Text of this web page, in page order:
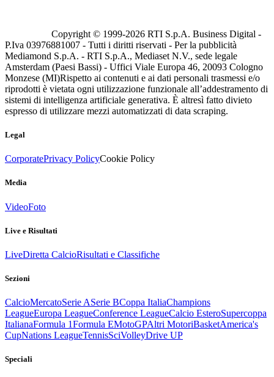
Copyright © 1999-2026 RTI S.p.A. Business Digital -
P.Iva 03976881007 - Tutti i diritti riservati - Per la pubblicità
Mediamond S.p.A. - RTI S.p.A., Mediaset N.V., sede legale
Amsterdam (Paesi Bassi) - Uffici Viale Europa 46, 20093 Cologno
Monzese (MI)Rispetto ai contenuti e ai dati personali trasmessi e/o
riprodotti è vietata ogni utilizzazione funzionale all’addestramento di
sistemi di intelligenza artificiale generativa. È altresì fatto divieto
espresso di utilizzare mezzi automatizzati di data scraping.
Legal
CorporatePrivacy PolicyCookie Policy
Media
VideoFoto
Live e Risultati
LiveDiretta CalcioRisultati e Classifiche
Sezioni
CalcioMercatoSerie ASerie BCoppa ItaliaChampions
LeagueEuropa LeagueConference LeagueCalcio EsteroSupercoppa
ItalianaFormula 1Formula EMotoGPAltri MotoriBasketAmerica's
CupNations LeagueTennisSciVolleyDrive UP
Speciali